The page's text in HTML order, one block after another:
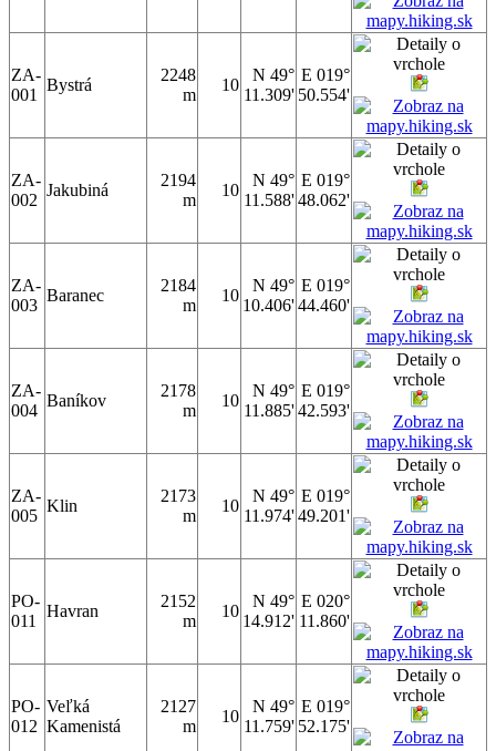
ZA-
001
Bystrá
2248
m
10
N 49°
11.309'
E 019°
50.554'
ZA-
002
Jakubiná
2194
m
10
N 49°
11.588'
E 019°
48.062'
ZA-
003
Baranec
2184
m
10
N 49°
10.406'
E 019°
44.460'
ZA-
004
Baníkov
2178
m
10
N 49°
11.885'
E 019°
42.593'
ZA-
005
Klin
2173
m
10
N 49°
11.974'
E 019°
49.201'
PO-
011
Havran
2152
m
10
N 49°
14.912'
E 020°
11.860'
PO-
012
Veľká
Kamenistá
2127
m
10
N 49°
11.759'
E 019°
52.175'